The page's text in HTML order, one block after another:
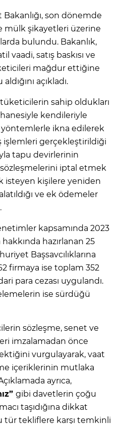
Bakanlığı, son dönemde
mülk şikayetleri üzerine
bulundu. Bakanlık,
vaadi, satış baskısı ve
mağdur ettiğine
açıkladı.
tüketicilerin sahip oldukları
kendileriyle
ikna edilerek
işlemleri gerçekleştirildiği
tapu devirlerinin
sözleşmelerini iptal etmek
isteyen kişilere yeniden
ve ek ödemeler
kapsamında 2023
hazırlanan 25
Başsavcılıklarına
firmaya ise toplam 352
para cezası uygulandı.
ise sürdüğü
sözleşme, senet ve
imzalamadan önce
vurgulayarak, vaat
içeriklerinin mutlaka
ayrıca,
gibi davetlerin çoğu
taşıdığına dikkat
tekliflere karşı temkinli